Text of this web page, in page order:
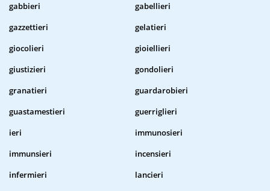
gabbieri
gabellieri
gazzettieri
gelatieri
giocolieri
gioiellieri
giustizieri
gondolieri
granatieri
guardarobieri
guastamestieri
guerriglieri
ieri
immunosieri
immunsieri
incensieri
infermieri
lancieri